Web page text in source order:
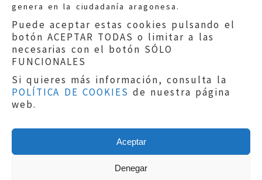
genera en la ciudadanía aragonesa.
Puede aceptar estas cookies pulsando el
botón ACEPTAR TODAS o limitar a las
necesarias con el botón SÓLO
FUNCIONALES
Si quieres más información, consulta la
POLÍTICA DE COOKIES de nuestra página
web.
Aceptar
Denegar
Teléfonos:900 210 210/
Aviso legal|Política de privacidad|
Protección de Datos
Política de cookies
Copyright © 2019El Justicia de Aragón|
Sephor Consulting